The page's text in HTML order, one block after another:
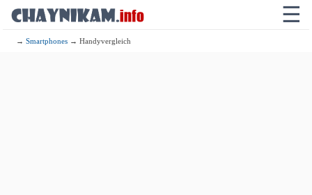
☰
→Smartphones → Handyvergleich